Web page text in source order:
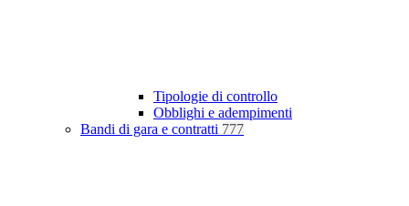
Tipologie di controllo
Obblighi e adempimenti
Bandi di gara e contratti 777